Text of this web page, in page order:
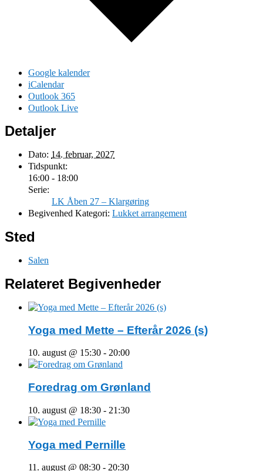
Google kalender
iCalendar
Outlook 365
Outlook Live
Detaljer
Dato: 14. februar, 2027
Tidspunkt:
16:00 - 18:00
Serie:
LK Åben 27 – Klargøring
Begivenhed Kategori: Lukket arrangement
Sted
Salen
Relateret Begivenheder
Yoga med Mette – Efterår 2026 (s)
10. august @ 15:30 - 20:00
Foredrag om Grønland
10. august @ 18:30 - 21:30
Yoga med Pernille
11. august @ 08:30 - 20:30